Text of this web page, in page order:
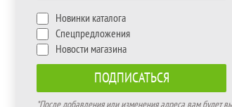
Новинки каталога
Спецпредложения
Новости магазина
*После добавления или изменения адреса вам будет